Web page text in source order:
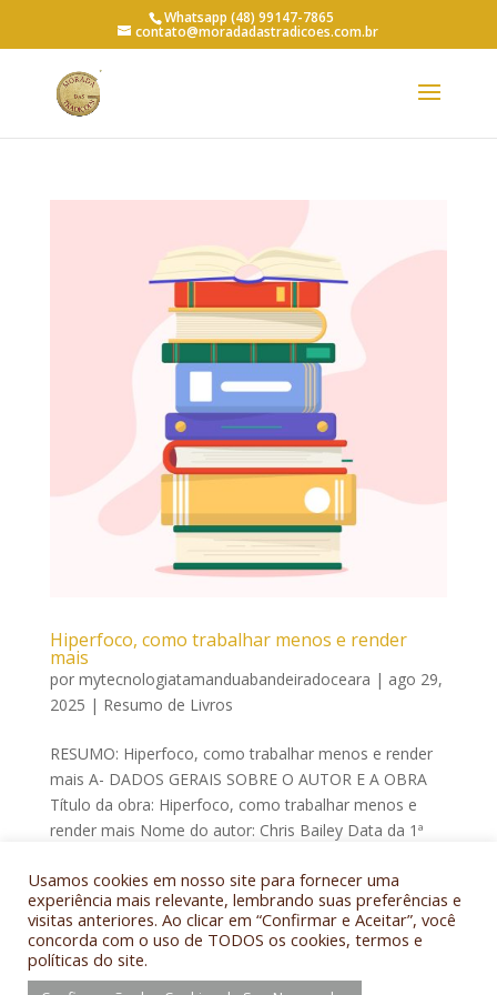
Whatsapp (48) 99147-7865
contato@moradadastradicoes.com.br
Hiperfoco, como trabalhar menos e render
mais
por mytecnologiatamanduabandeiradoceara | ago 29,
2025 | Resumo de Livros
RESUMO: Hiperfoco, como trabalhar menos e render
mais A- DADOS GERAIS SOBRE O AUTOR E A OBRA
Título da obra: Hiperfoco, como trabalhar menos e
render mais Nome do autor: Chris Bailey Data da 1ª
Rissatti Data da...
Usamos cookies em nosso site para fornecer uma
experiência mais relevante, lembrando suas preferências e
visitas anteriores. Ao clicar em “Confirmar e Aceitar”, você
concorda com o uso de TODOS os cookies, termos e
políticas do site.